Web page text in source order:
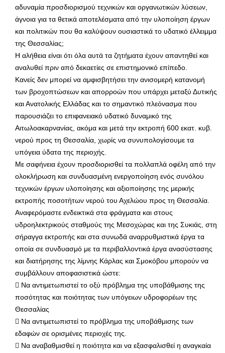
αδυναμία προσδιορισμού τεχνικών και οργανωτικών λύσεων,
άγνοια για τα θετικά αποτελέσματα από την υλοποίηση έργων
και πολιτικών που θα καλύψουν ουσιαστικά το υδατικό έλλειμμα
της Θεσσαλίας;
Η αλήθεια είναι ότι όλα αυτά τα ζητήματα έχουν απαντηθεί και
αναλυθεί πριν από δεκαετίες σε επιστημονικό επίπεδο.
Κανείς δεν μπορεί να αμφισβητήσει την ανισομερή κατανομή
των βροχοπτώσεων και απορροών που υπάρχει μεταξύ Δυτικής
και Ανατολικής Ελλάδας και το σημαντικό πλεόνασμα που
παρουσιάζει το επιφανειακό υδατικό δυναμικό της
Αιτωλοακαρνανίας, ακόμα και μετά την εκτροπή 600 εκατ. κυβ.
νερού προς τη Θεσσαλία, χωρίς να συνυπολογίσουμε τα
υπόγεια ύδατα της περιοχής.
Με σαφήνεια έχουν προσδιορισθεί τα πολλαπλά οφέλη από την
ολοκλήρωση και συνδυασμένη ενεργοποίηση ενός συνόλου
τεχνικών έργων υλοποίησης και αξιοποίησης της μερικής
εκτροπής ποσοτήτων νερού του Αχελώου προς τη Θεσσαλία.
Αναφερόμαστε ενδεικτικά στα φράγματα και στους
υδροηλεκτρικούς σταθμούς της Μεσοχώρας και της Συκιάς, στη
σήραγγα εκτροπής και στα συνωδά αναρρυθμιστικά έργα τα
οποία σε συνδυασμό με τα περιβαλλοντικά έργα ανασύστασης
και διατήρησης της λίμνης Κάρλας και Σμοκόβου μπορούν να
συμβάλλουν αποφασιστικά ώστε:
 Να αντιμετωπιστεί το οξύ πρόβλημα της υποβάθμισης της
ποσότητας και ποιότητας των υπόγειων υδροφορέων της
Θεσσαλίας
 Να αντιμετωπιστεί το πρόβλημα της υποβάθμισης των
εδαφών σε ορισμένες περιοχές της.
 Να αναβαθμισθεί η ποιότητα και να εξασφαλισθεί η αναγκαία